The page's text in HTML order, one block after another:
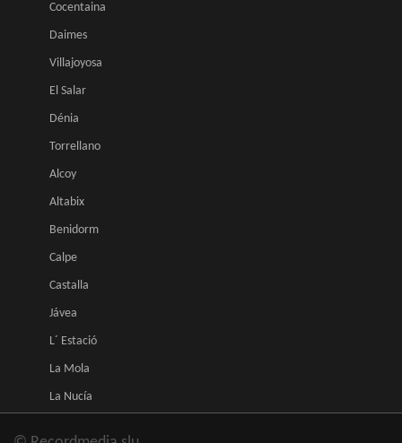
Cocentaina
Daimes
Villajoyosa
El Salar
Dénia
Torrellano
Alcoy
Altabix
Benidorm
Calpe
Castalla
Jávea
L´ Estació
La Mola
La Nucía